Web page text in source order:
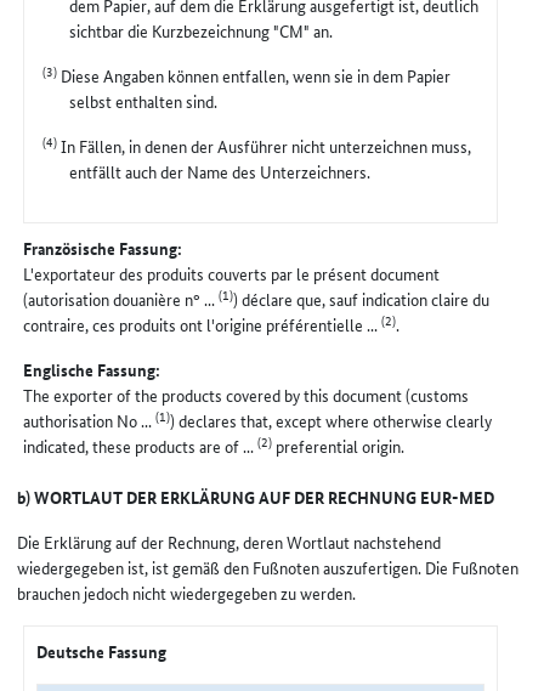
dem Papier, auf dem die Erklärung ausgefertigt ist, deutlich
sichtbar die Kurzbezeichnung "CM" an.
(3) Diese Angaben können entfallen, wenn sie in dem Papier
selbst enthalten sind.
(4)In Fällen, in denen der Ausführer nicht unterzeichnen muss,
entfällt auch der Name des Unterzeichners.
Französische Fassung:
L'exportateur des produits couverts par le présent document
(autorisation douanière n° ...(1)) déclare que, sauf indication claire du
contraire, ces produits ont l'origine préférentielle ...(2).
Englische Fassung:
The exporter of the products covered by this document (customs
authorisation No ...(1)) declares that, except where otherwise clearly
indicated, these products are of ...(2) preferential origin.
b) WORTLAUT DER ERKLÄRUNG AUF DER RECHNUNG EUR-MED
Die Erklärung auf der Rechnung, deren Wortlaut nachstehend
wiedergegeben ist, ist gemäß den Fußnoten auszufertigen. Die Fußnoten
brauchen jedoch nicht wiedergegeben zu werden.
Deutsche Fassung